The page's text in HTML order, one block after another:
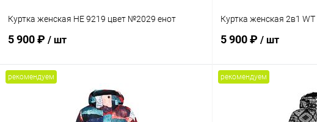
Куртка женская HE 9219 цвет №2029 енот
5 900 ₽ / шт
В корзину
Куртка женская 2в1
5 900 ₽ / шт
В
рекомендуем рекомендуем